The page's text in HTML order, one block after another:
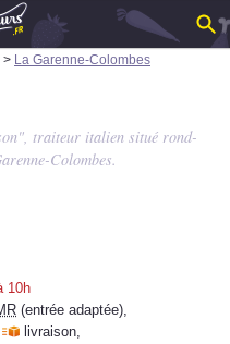
> La Garenne-Colombes
traiteur italien situé rond-
Colombes.
10h
(entrée adaptée),
livraison,